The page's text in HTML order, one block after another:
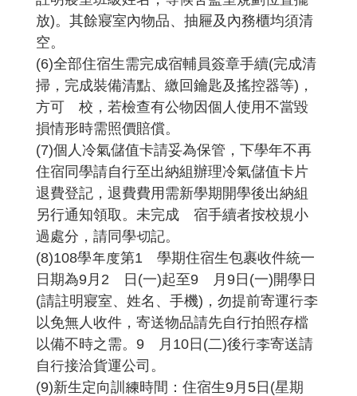
放)。其餘寢室內物品、抽屜及內務櫃均須清
空。
(6)全部住宿生需完成宿輔員簽章手續(完成清
掃，完成裝備清點、繳回鑰匙及搖控器等)，
方可離校，若檢查有公物因個人使用不當毀
損情形時需照價賠償。
(7)個人冷氣儲值卡請妥為保管，下學年不再
住宿同學請自行至出納組辦理冷氣儲值卡片
退費登記，退費費用需新學期開學後出納組
另行通知領取。未完成離宿手續者按校規小
過處分，請同學切記。
(8)108學年度第1 學期住宿生包裹收件統一
日期為9月2 日(一)起至9 月9日(一)開學日
(請註明寢室、姓名、手機)，勿提前寄運行李
以免無人收件，寄送物品請先自行拍照存檔
以備不時之需。9 月10日(二)後行李寄送請
自行接洽貨運公司。
(9)新生定向訓練時間：住宿生9月5日(星期